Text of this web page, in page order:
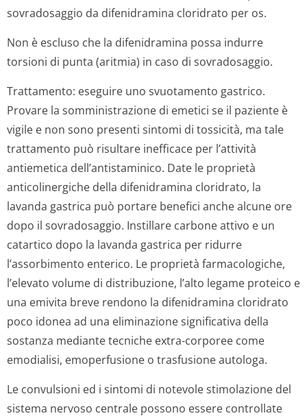
sovradosaggio da difenidramina cloridrato per os.
Non è escluso che la difenidramina possa indurre
torsioni di punta (aritmia) in caso di sovradosaggio.
Trattamento: eseguire uno svuotamento gastrico.
Provare la somministrazione di emetici se il paziente è
vigile e non sono presenti sintomi di tossicità, ma tale
trattamento può risultare inefficace per l’attività
antiemetica dell’antistaminico. Date le proprietà
anticolinergiche della difenidramina cloridrato, la
lavanda gastrica può portare benefici anche alcune ore
dopo il sovradosaggio. Instillare carbone attivo e un
catartico dopo la lavanda gastrica per ridurre
l’assorbimento enterico. Le proprietà farmacologiche,
l’elevato volume di distribuzione, l’alto legame proteico e
una emivita breve rendono la difenidramina cloridrato
poco idonea ad una eliminazione significativa della
sostanza mediante tecniche extra-corporee come
emodialisi, emoperfusione o trasfusione autologa.
Le convulsioni ed i sintomi di notevole stimolazione del
sistema nervoso centrale possono essere controllate